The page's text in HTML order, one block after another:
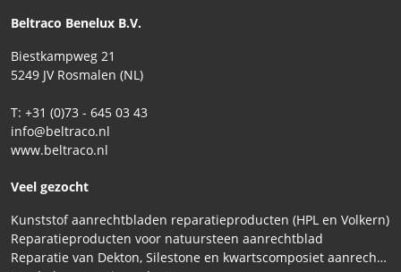
Beltraco Benelux B.V.
Biestkampweg 21
5249 JV Rosmalen (NL)
T: +31 (0)73 - 645 03 43
info@beltraco.nl
www.beltraco.nl
Veel gezocht
Kunststof aanrechtbladen reparatieproducten (HPL en Volkern)
Reparatieproducten voor natuursteen aanrechtblad
Reparatie van Dekton, Silestone en kwartscomposiet aanrechtbladen